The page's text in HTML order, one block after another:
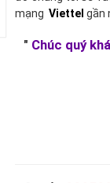
mạng Viettel gần
" Chúc quý